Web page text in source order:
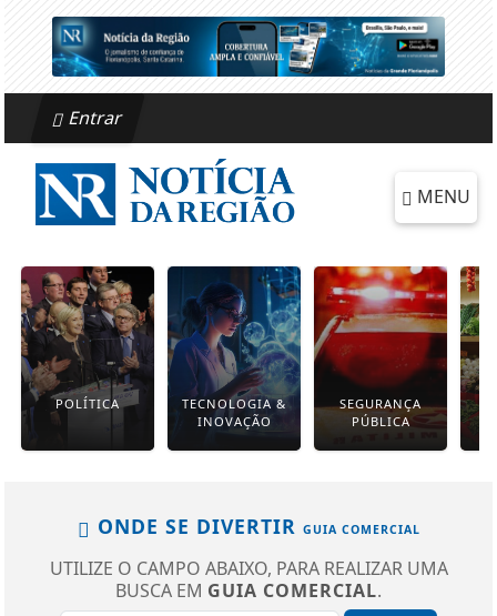
Entrar
MENU
POLÍTICA
TECNOLOGIA &
INOVAÇÃO
SEGURANÇA
PÚBLICA
ONDE SE DIVERTIR GUIA COMERCIAL
UTILIZE O CAMPO ABAIXO, PARA REALIZAR UMA
BUSCA EM GUIA COMERCIAL.